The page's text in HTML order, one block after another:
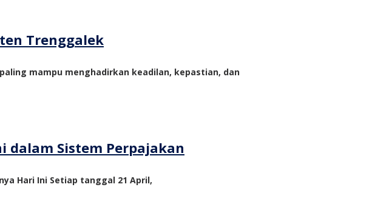
Trenggalek
mampu menghadirkan keadilan, kepastian, dan
dalam Sistem Perpajakan
Hari Ini Setiap tanggal 21 April,